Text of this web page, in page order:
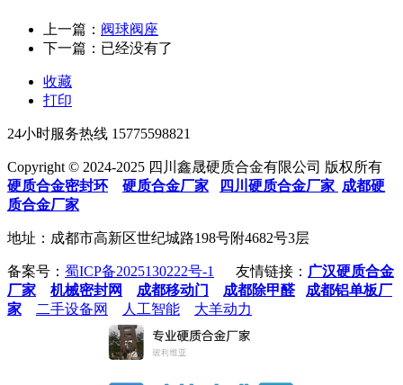
上一篇： 阀球阀座
下一篇：已经没有了
收藏
打印
24小时服务热线 15775598821
Copyright © 2024-2025 四川鑫晟硬质合金有限公司 版权所有
硬质合金密封环
硬质合金厂家 四川硬质合金厂家 成都硬
质合金厂家
地址：成都市高新区世纪城路198号附4682号3层
备案号： 蜀ICP备2025130222号-1 友情链接： 广汉硬质合金
厂家
机械密封网 成都移动门 成都除甲醛
成都铝单板厂
家
二手设备网 人工智能 大羊动力